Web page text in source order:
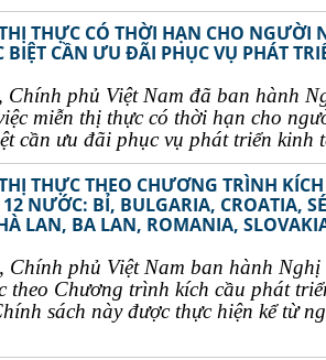
THỰC CÓ THỜI HẠN CHO NGƯỜI
CẦN ƯU ĐÃI PHỤC VỤ PHÁT
Chính phủ Việt Nam đã ban hành
miễn thị thực có thời hạn cho
cần ưu đãi phục vụ phát triển kinh
THỰC THEO CHƯƠNG TRÌNH
NƯỚC: BỈ, BULGARIA, CROATIA,
LAN, BA LAN, ROMANIA,
Chính phủ Việt Nam ban hành Nghị
theo Chương trình kích cầu phát
sách này được thực hiện kể từ